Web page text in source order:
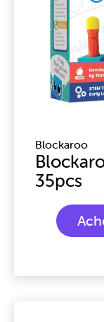
Blockaroo
35pcs